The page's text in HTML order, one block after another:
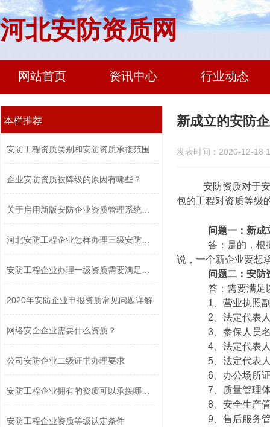
河北安防资质网
网站首页 资讯中心 行业动态
本栏推荐
安防工程资质类别和安防资质承接范围
企业安防资质被降级的原因有哪些？
2020年安防企业申报资质常见问题详解
网络安全企业需要什么资质？
公司安防企业二级证书办理要求
安防工程企业资质等级认定条件
新成立的安防
发表时间：2020-12-18
安防资质对于安
包的工程对资质等级
问题一：新成
答：是的，根据
说，一个新企业要想
问题二：安防
答：需要满足
1、营业执照副
2、法定代表人
3、参保人员名
4、法定代表人
5、法定代表人
6、办公场所证
7、质量管理体
8、安全生产管
9、售后服务管